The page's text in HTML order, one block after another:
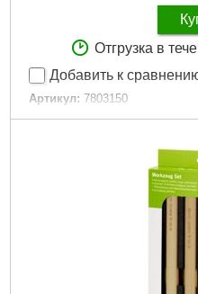
Отгрузка в
Добавить к
Артикул: 7803150
Код товара: 31.22.31
150
Диаметр кабеля /
Диэлектрическое покрытие:
Количество в упаковке, шт:
Сечение кабеля / Размер